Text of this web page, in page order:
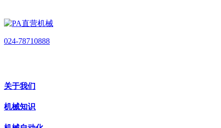
024-78710888
关于我们
机械知识